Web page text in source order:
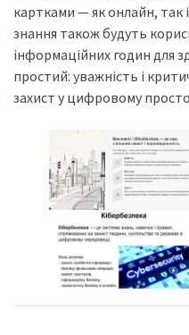
картками — як онлайн, так
знання також будуть
інформаційних годин для
простий: уважність і
захист у цифровому